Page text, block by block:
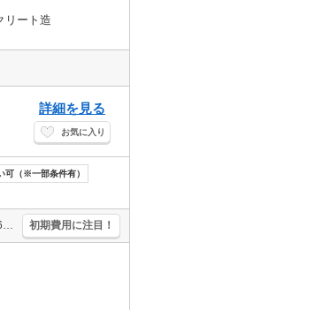
リート造
詳細を見る
お気に入り
可（※一部条件有）
当店のみの限定募集。女性限定。敷金・礼金なし。インターネット無料。同志社大学へ650m。敷地内にコインランドリーあり。鉄筋コンクリート造。初期費用・家賃カード払い可。引越指定業者あり。 初期費用に注目！